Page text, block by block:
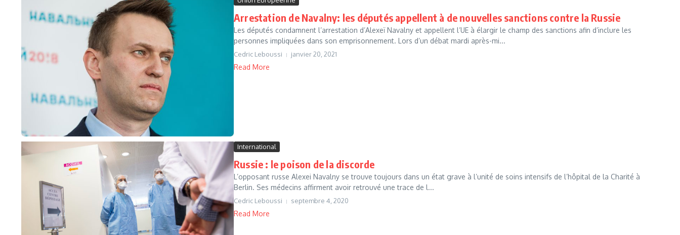
Arrestation de Navalny: les députés appellent à de nouvelles sanctions contre la Russie
Les députés condamnent l’arrestation d’Alexeï Navalny et appellent l’UE à élargir le champ des sanctions afin d’inclure les
personnes impliquées dans son emprisonnement. Lors d’un débat mardi après-mi...
Cedric Leboussi janvier 20, 2021
Read More
International
Russie : le poison de la discorde
L’opposant russe Alexei Navalny se trouve toujours dans un état grave à l’unité de soins intensifs de l’hôpital de la Charité à
Berlin. Ses médecins affirment avoir retrouvé une trace de l...
Cedric Leboussi septembre 4, 2020
Read More